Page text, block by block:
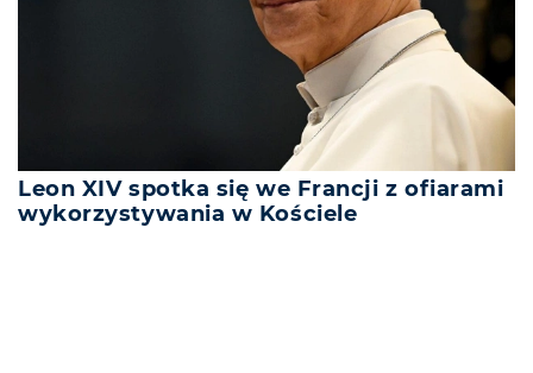
Leon XIV spotka się we Francji z ofiarami
wykorzystywania w Kościele